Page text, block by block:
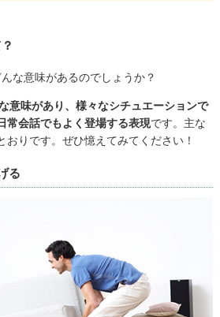
な意味があるのでしょうか？
意味があり、様々なシチュエーションで
常会話でもよく登場する表現です。主な
おりです。ぜひ憶えてみてください！
る